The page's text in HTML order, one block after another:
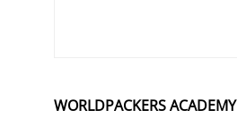
WORLDPACKERS ACADEMY